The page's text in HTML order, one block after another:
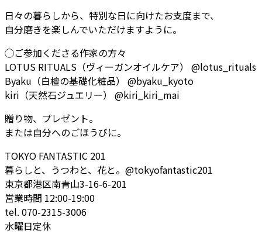
日々の暮らしから、特別な日に向けたお支度まで、
自分磨きを楽しんでいただけますように。
◯ご参加くださる作家の方々
LOTUS RITUALS（ヴィーガンオイルケア） @lotus_rituals
Byaku（白檀の基礎化粧品） @byaku_kyoto
kiri（天然石ジュエリー） @kiri_kiri_mai
贈り物、プレゼント。
または自分へのごほうびに。
TOKYO FANTASTIC 201
暮らしと、うつわと、花と。@tokyofantastic201
東京都港区南青山3-16-6-201
営業時間 12:00-19:00
tel. 070-2315-3006
水曜日定休